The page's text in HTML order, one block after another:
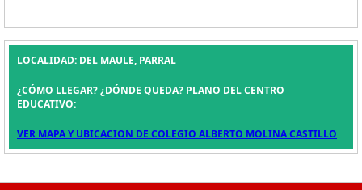
LOCALIDAD: DEL MAULE, PARRAL
¿CÓMO LLEGAR? ¿DÓNDE QUEDA? PLANO DEL CENTRO
EDUCATIVO:
VER MAPA Y UBICACION DE COLEGIO ALBERTO MOLINA CASTILLO